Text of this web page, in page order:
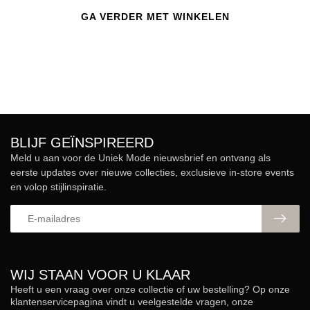
GA VERDER MET WINKELEN
WIJ STAAN VOOR U KLAAR
Heeft u een vraag over onze collectie of uw bestelling? Op onze
klantenservicepagina vindt u veelgestelde vragen, onze
BLIJF GEÏNSPIREERD
Meld u aan voor de Uniek Mode nieuwsbrief en ontvang als
eerste updates over nieuwe collecties, exclusieve in-store events
en volop stijlinspiratie.